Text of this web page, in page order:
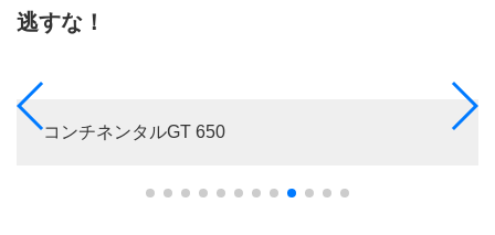
逃すな！
コンチネンタルGT 650